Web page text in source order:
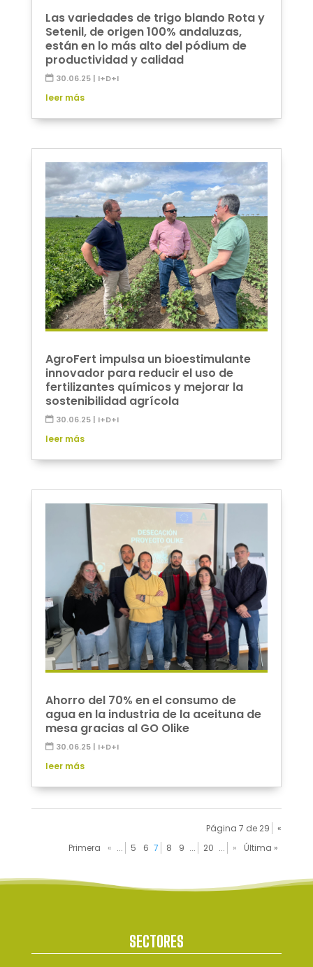
Las variedades de trigo blando Rota y
Setenil, de origen 100% andaluzas,
están en lo más alto del pódium de
productividad y calidad
30.06.25| I+D+I
leer más
AgroFert impulsa un bioestimulante
innovador para reducir el uso de
fertilizantes químicos y mejorar la
sostenibilidad agrícola
30.06.25| I+D+I
leer más
Ahorro del 70% en el consumo de
agua en la industria de la aceituna de
mesa gracias al GO Olike
30.06.25| I+D+I
leer más
Página 7 de 29
«
Primera
« ... 5 6 7 8 9 ... 20 ... » Última »
SECTORES